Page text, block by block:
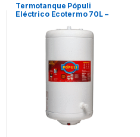
Termotanque Pópuli
Eléctrico Ecotermo 70L –